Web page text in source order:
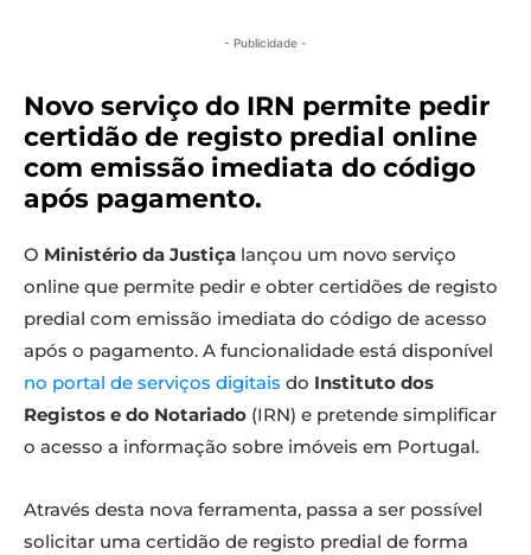
- Publicidade -
Novo serviço do IRN permite pedir
certidão de registo predial online
com emissão imediata do código
após pagamento.
O Ministério da Justiça lançou um novo serviço
online que permite pedir e obter certidões de registo
predial com emissão imediata do código de acesso
após o pagamento. A funcionalidade está disponível
no portal de serviços digitais do Instituto dos
Registos e do Notariado (IRN) e pretende simplificar
o acesso a informação sobre imóveis em Portugal.
Através desta nova ferramenta, passa a ser possível
solicitar uma certidão de registo predial de forma